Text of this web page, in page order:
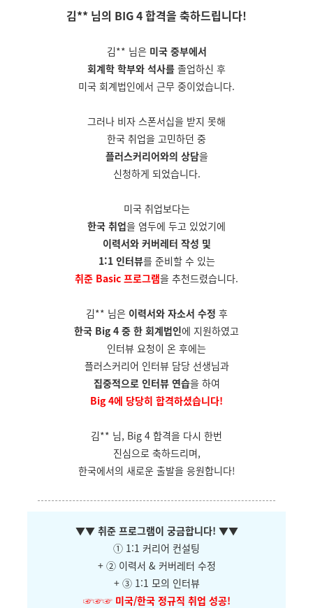
김** 님의 BIG 4 합격을 축하드립니다!
김** 님은 미국 중부에서
회계학 학부와 석사를 졸업하신 후
미국 회계법인에서 근무 중이었습니다.
그러나 비자 스폰서십을 받지 못해
한국 취업을 고민하던 중
플러스커리어와의 상담을
신청하게 되었습니다.
미국 취업보다는
한국 취업을 염두에 두고 있었기에
이력서와 커버레터 작성 및
1:1 인터뷰를 준비할 수 있는
취준 Basic 프로그램을 추천드렸습니다.
김** 님은 이력서와 자소서 수정 후
한국 Big 4 중 한 회계법인에 지원하였고
인터뷰 요청이 온 후에는
플러스커리어 인터뷰 담당 선생님과
집중적으로 인터뷰 연습을 하여
Big 4에 당당히 합격하셨습니다!
김** 님, Big 4 합격을 다시 한번
진심으로 축하드리며,
한국에서의 새로운 출발을 응원합니다!
▼▼ 취준 프로그램이 궁금합니다! ▼▼
① 1:1 커리어 컨설팅
+ ② 이력서 & 커버레터 수정
+ ③ 1:1 모의 인터뷰
☞☞☞ 미국/한국 정규직 취업 성공!